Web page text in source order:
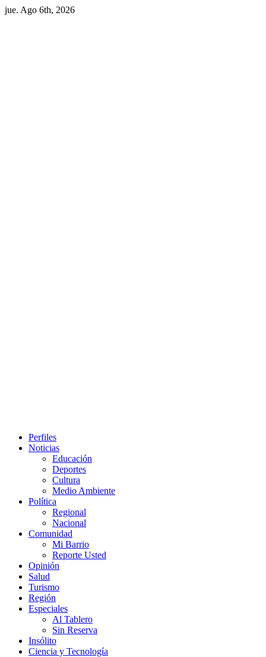
Skip
jue. Ago 6th, 2026
Primary
Menu
Perfiles
Noticias
Educación
Deportes
Cultura
Medio Ambiente
Política
Regional
Nacional
Comunidad
Mi Barrio
Reporte Usted
Opinión
Salud
Turismo
Región
Especiales
Al Tablero
Sin Reserva
Insólito
Ciencia y Tecnología